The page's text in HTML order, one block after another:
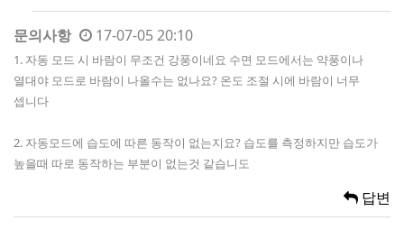
문의사항 17-07-05 20:10
1. 자동 모드 시 바람이 무조건 강풍이네요 수면 모드에서는 약풍이나
열대야 모드로 바람이 나올수는 없나요? 온도 조절 시에 바람이 너무
셉니다
2. 자동모드에 습도에 따른 동작이 없는지요? 습도를 측정하지만 습도가
높을때 따로 동작하는 부분이 없는것 같습니도
답변